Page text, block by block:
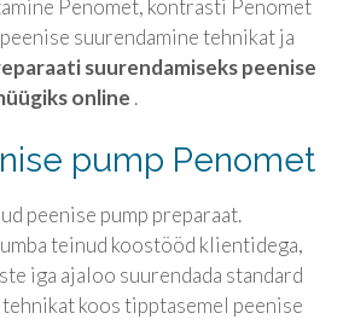
Penomet, kontrasti Penomet
suurendamine tehnikat ja
suurendamiseks peenise
online .
pump Penomet
peenise pump preparaat.
teinud koostööd klientidega,
iga ajaloo suurendada standard
koos tipptasemel peenise